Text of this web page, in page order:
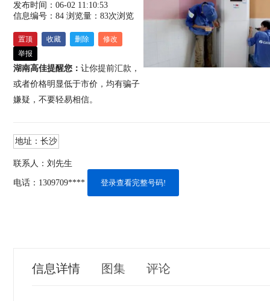
发布时间：06-02 11:10:53
信息编号：84 浏览量： 83次浏览
置顶 收藏 删除
修改
举报
湖南高佳提醒您： 让你提前汇款，
或者价格明显低于市价，均有骗子
嫌疑，不要轻易相信。
地址： 长沙
联系人： 刘先生
电话： 1309709**** 登录查看完整号码!
信息详情 图集 评论